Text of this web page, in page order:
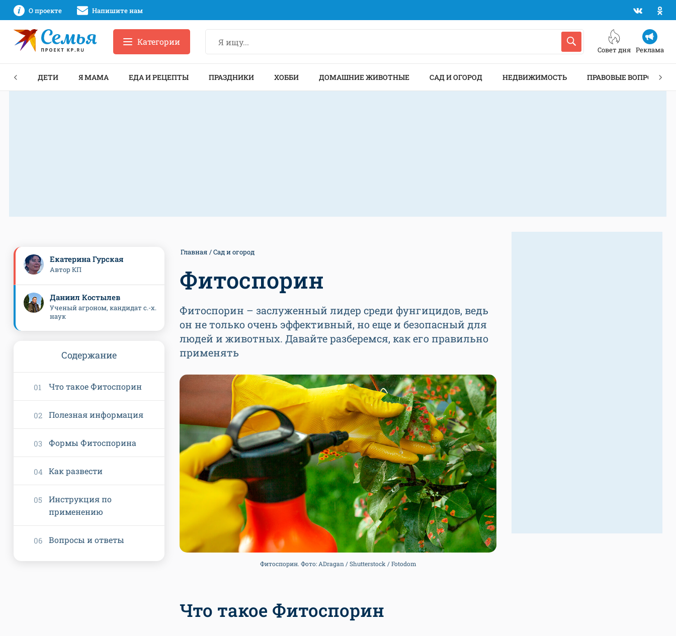
О проекте Напишите нам
Совет дня Реклама
Категории
ДЕТИ Я МАМА ЕДА И РЕЦЕПТЫ ПРАЗДНИКИ ХОББИ ДОМАШНИЕ ЖИВОТНЫЕ САД И ОГОРОД НЕДВИЖИМОСТЬ ПРАВОВЫЕ ВОПРОСЫ
Главная Сад и огород
Фитоспорин
Фитоспорин – заслуженный лидер среди фунгицидов, ведь
он не только очень эффективный, но еще и безопасный для
людей и животных. Давайте разберемся, как его правильно
применять
Фитоспорин. Фото: ADragan / Shutterstock / Fotodom
Что такое Фитоспорин
Екатерина Гурская
Автор КП
Даниил Костылев
Ученый агроном, кандидат с.-х.
наук
Содержание
Что такое Фитоспорин
Полезная информация
Формы Фитоспорина
Как развести
Инструкция по
применению
Вопросы и ответы